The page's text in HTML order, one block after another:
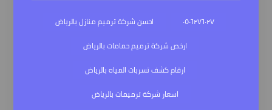
٠٥٠٦٢٧٦٠٢٧
احسن شركة ترميم منازل بالرياض
ارخص شركة ترميم حمامات بالرياض
ارقام كشف تسربات المياه بالرياض
اسعار شركة ترميمات بالرياض